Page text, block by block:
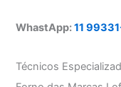
WhastApp:11
Técnicos